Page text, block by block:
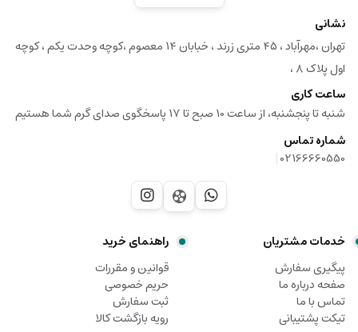
نشانی
تهران ،مهرآباد ، ۴۵ متری زرند ، خبابان ۱۴ معصوم ،کوچه وحدت یکم ، کوچه
اول پلاک ۸ ،
ساعت کاری
شنبه تا پنجشنبه، از ساعت 10 صبح تا 17 پاسخگوی صدای گرم شما هستیم
شماره تماس
02166660550
|
خدمات مشتریان
پیگیری سفارش
صفحه درباره ما
تماس با ما
تیکت پشتیبانی
راهنمای خرید
قوانین و مقررات
حریم خصوصی
ثبت سفارش
رویه بازگشت کالا